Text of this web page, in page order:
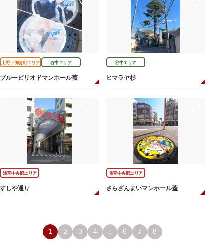
上野・御徒町エリア 谷中エリア
ブルーピリオドマンホール蓋
谷中エリア
ヒマラヤ杉
浅草中央部エリア
すしや通り
浅草中央部エリア
さらざんまいマンホール蓋
1 2 3 4 5 6 7 8